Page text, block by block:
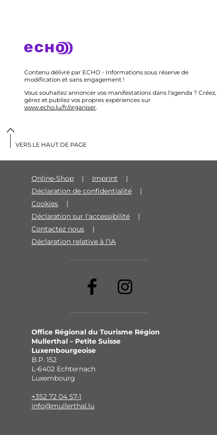
Contenu délivré par ECHO - Informations sous réserve de
modification et sans engagement !
Vous souhaitez annoncer vos manifestations dans l'agenda ? Créez,
gérez et publiez vos propres expériences sur
www.echo.lu/fr/organiser.
Online-Shop
Imprint
Déclaration de confidentialité
Cookies
Déclaration sur l'accessibilité
Contactez nous
Déclaration relative à l’IA
Office Régional du Tourisme Région
Mullerthal – Petite Suisse
Luxembourgeoise
B.P. 152
L-6402 Echternach
Luxembourg
+352 72 04 57-1
info@mullerthal.lu
VERS LE HAUT DE PAGE